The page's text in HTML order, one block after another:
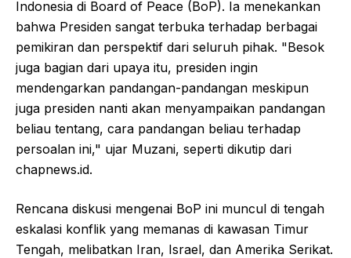
Indonesia di Board of Peace (BoP). Ia menekankan
bahwa Presiden sangat terbuka terhadap berbagai
pemikiran dan perspektif dari seluruh pihak. "Besok
juga bagian dari upaya itu, presiden ingin
mendengarkan pandangan-pandangan meskipun
juga presiden nanti akan menyampaikan pandangan
beliau tentang, cara pandangan beliau terhadap
persoalan ini," ujar Muzani, seperti dikutip dari
chapnews.id.
Rencana diskusi mengenai BoP ini muncul di tengah
eskalasi konflik yang memanas di kawasan Timur
Tengah, melibatkan Iran, Israel, dan Amerika Serikat.